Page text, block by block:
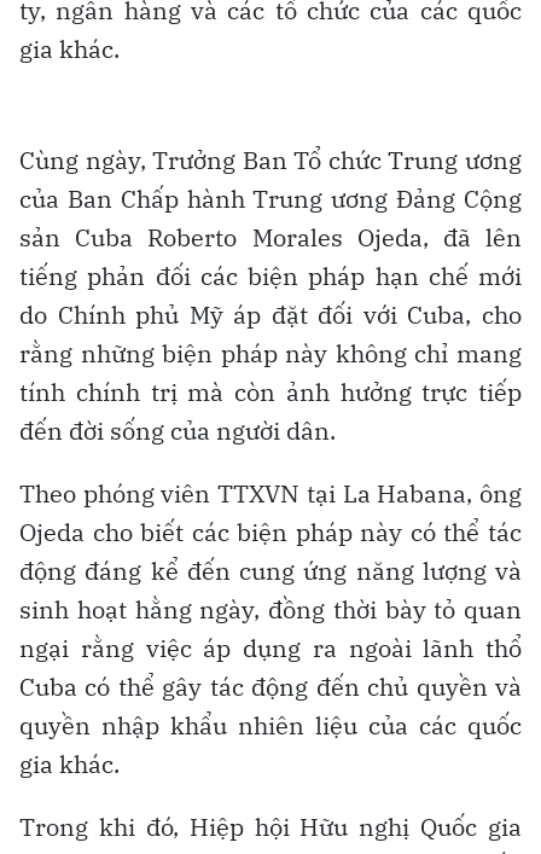
ty, ngân hàng và các tổ chức của các quốc
gia khác.
Cùng ngày, Trưởng Ban Tổ chức Trung ương
của Ban Chấp hành Trung ương Đảng Cộng
sản Cuba Roberto Morales Ojeda, đã lên
tiếng phản đối các biện pháp hạn chế mới
do Chính phủ Mỹ áp đặt đối với Cuba, cho
rằng những biện pháp này không chỉ mang
tính chính trị mà còn ảnh hưởng trực tiếp
đến đời sống của người dân.
Theo phóng viên TTXVN tại La Habana, ông
Ojeda cho biết các biện pháp này có thể tác
động đáng kể đến cung ứng năng lượng và
sinh hoạt hằng ngày, đồng thời bày tỏ quan
ngại rằng việc áp dụng ra ngoài lãnh thổ
Cuba có thể gây tác động đến chủ quyền và
quyền nhập khẩu nhiên liệu của các quốc
gia khác.
Trong khi đó, Hiệp hội Hữu nghị Quốc gia